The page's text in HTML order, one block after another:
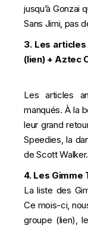
jusqu’à Gonzai
Sans Jimi, pas
3. Les
(lien) + Aztec
Les articles
manqués. À la
leur grand
Speedies, la
de Scott Walker.
4. Les Gimme
La liste des
Ce mois-ci,
groupe (lien),